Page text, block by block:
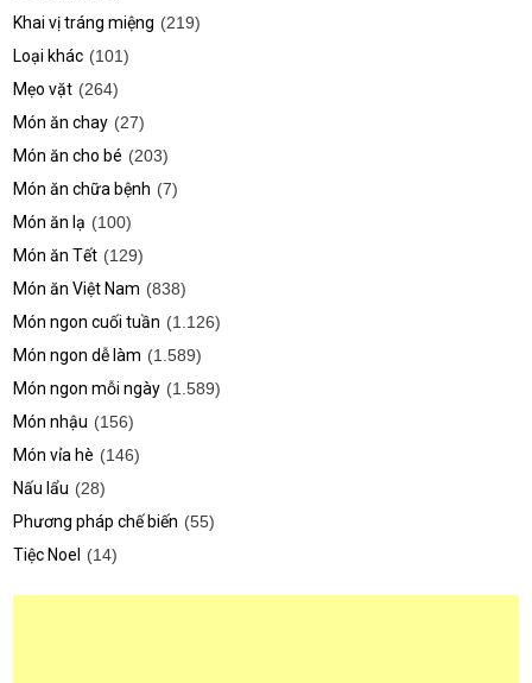
Khai vị tráng miệng (219)
Loại khác (101)
Mẹo vặt (264)
Món ăn chay (27)
Món ăn cho bé (203)
Món ăn chữa bệnh (7)
Món ăn lạ (100)
Món ăn Tết (129)
Món ăn Việt Nam (838)
Món ngon cuối tuần (1.126)
Món ngon dễ làm (1.589)
Món ngon mỗi ngày (1.589)
Món nhậu (156)
Món vỉa hè (146)
Nấu lẩu (28)
Phương pháp chế biến (55)
Tiệc Noel
(14)